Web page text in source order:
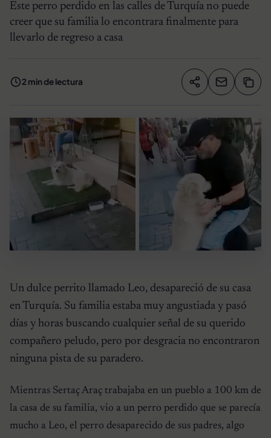
Este perro perdido en las calles de Turquía no puede
creer que su familia lo encontrara finalmente para
llevarlo de regreso a casa
2 min de lectura Compartir
Un dulce perrito llamado Leo, desapareció de su casa
en Turquía. Su familia estaba muy angustiada y pasó
días y horas buscando cualquier señal de su querido
compañero peludo, pero por desgracia no encontraron
ninguna pista de su paradero.
Mientras Sertaç Araç trabajaba en un pueblo a 100 km de
la casa de su familia, vio a un perro perdido que se parecía
mucho a Leo, el perro desaparecido de sus padres, algo